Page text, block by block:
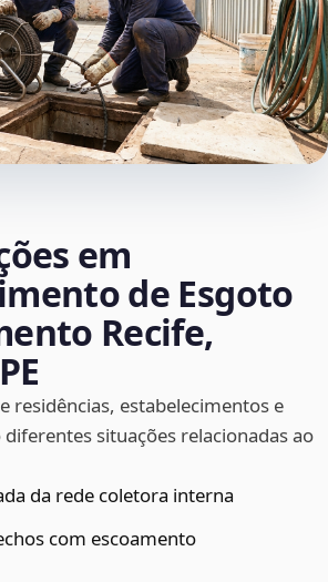
em
de Esgoto
Recife,
residências, estabelecimentos e
situações relacionadas ao
da rede coletora interna
com escoamento